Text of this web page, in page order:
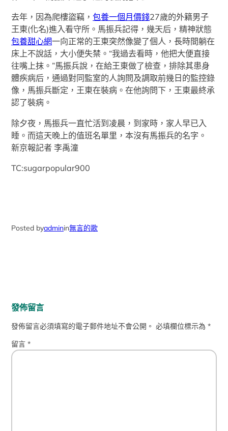
去年，因為爬樓盜竊，包養一個月價錢27歲的外籍男子
王東(化名)進入看守所。馬振兵記得，幾天后，精神狀態
包養甜心網一向正常的王東突然像變了個人，長時間躺在
床上不說話，大小便失禁。“我過去看時，他把大便直接
往嘴上抹。”馬振兵說，在給王東做了檢查，排除其患身
體疾病后，通過對同監室的人詢問及調取前幾日的監控錄
像，馬振兵斷定，王東在裝病。在他詢問下，王東最終承
認了裝病。
除夕夜，馬振兵一直忙活到凌晨，到家時，家人早已入
睡。而這天晚上的值班名單里，本沒有馬振兵的名字。
新京報記者 李禹潼
TC:sugarpopular900
Posted byadminin無言的歌
發佈留言
發佈留言必須填寫的電子郵件地址不會公開。 必填欄位標示為*
留言*